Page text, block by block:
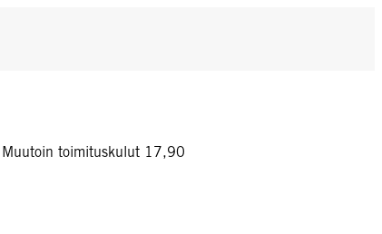
Muutoin toimituskulut 17,90